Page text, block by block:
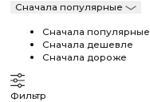
Сначала популярные
Сначала популярные
Сначала дешевле
Сначала дороже
Фильтр